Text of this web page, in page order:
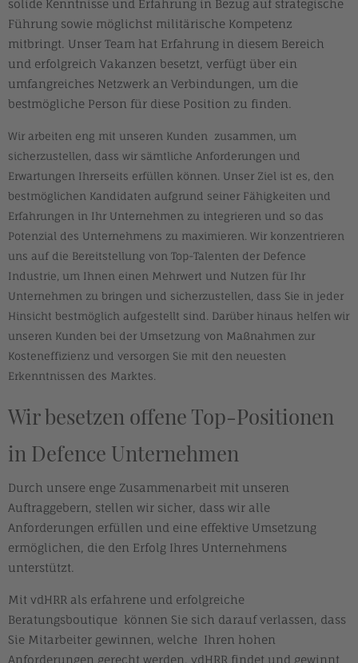
solide Kenntnisse und Erfahrung in Bezug auf strategische
Führung sowie möglichst militärische Kompetenz
mitbringt. Unser Team hat Erfahrung in diesem Bereich
und erfolgreich Vakanzen besetzt, verfügt über ein
umfangreiches Netzwerk an Verbindungen, um die
bestmögliche Person für diese Position zu finden.
Wir arbeiten eng mit unseren Kunden zusammen, um
sicherzustellen, dass wir sämtliche Anforderungen und
Erwartungen Ihrerseits erfüllen können. Unser Ziel ist es, den
bestmöglichen Kandidaten aufgrund seiner Fähigkeiten und
Erfahrungen in Ihr Unternehmen zu integrieren und so das
Potenzial des Unternehmens zu maximieren. Wir konzentrieren
uns auf die Bereitstellung von Top-Talenten der Defence
Industrie, um Ihnen einen Mehrwert und Nutzen für Ihr
Unternehmen zu bringen und sicherzustellen, dass Sie in jeder
Hinsicht bestmöglich aufgestellt sind. Darüber hinaus helfen wir
unseren Kunden bei der Umsetzung von Maßnahmen zur
Kosteneffizienz und versorgen Sie mit den neuesten
Erkenntnissen des Marktes.
Wir besetzen offene Top-Positionen
in Defence Unternehmen
Durch unsere enge Zusammenarbeit mit unseren
Auftraggebern, stellen wir sicher, dass wir alle
Anforderungen erfüllen und eine effektive Umsetzung
ermöglichen, die den Erfolg Ihres Unternehmens
unterstützt.
Mit vdHRR als erfahrene und erfolgreiche
Beratungsboutique können Sie sich darauf verlassen, dass
Sie Mitarbeiter gewinnen, welche Ihren hohen
Anforderungen gerecht werden. vdHRR findet und gewinnt